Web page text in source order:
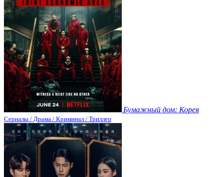
Бумажный дом: Корея
Сериалы / Драма / Криминал / Триллер